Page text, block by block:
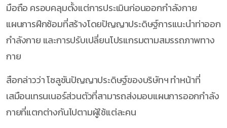
มือถือ ครอบคลุมตั้งแต่การประเมินก่อนออกกำลังกาย
แผนการฝึกซ้อมที่สร้างโดยปัญญาประดิษฐ์การแนะนำท่าออก
กำลังกาย และการปรับเปลี่ยนโปรแกรมตามสมรรถภาพทาง
กาย
สือกล่าวว่า โซลูชันปัญญาประดิษฐ์ของบริษัทฯ ทำหน้าที่
เสมือนเทรนเนอร์ส่วนตัวที่สามารถส่งมอบแผนการออกกำลัง
กายที่แตกต่างกันไปตามผู้ใช้แต่ละคน